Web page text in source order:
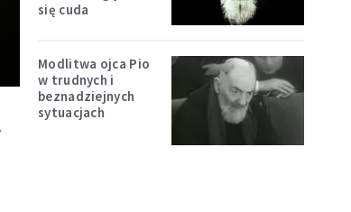
się cuda
Modlitwa ojca Pio
w trudnych i
beznadziejnych
sytuacjach